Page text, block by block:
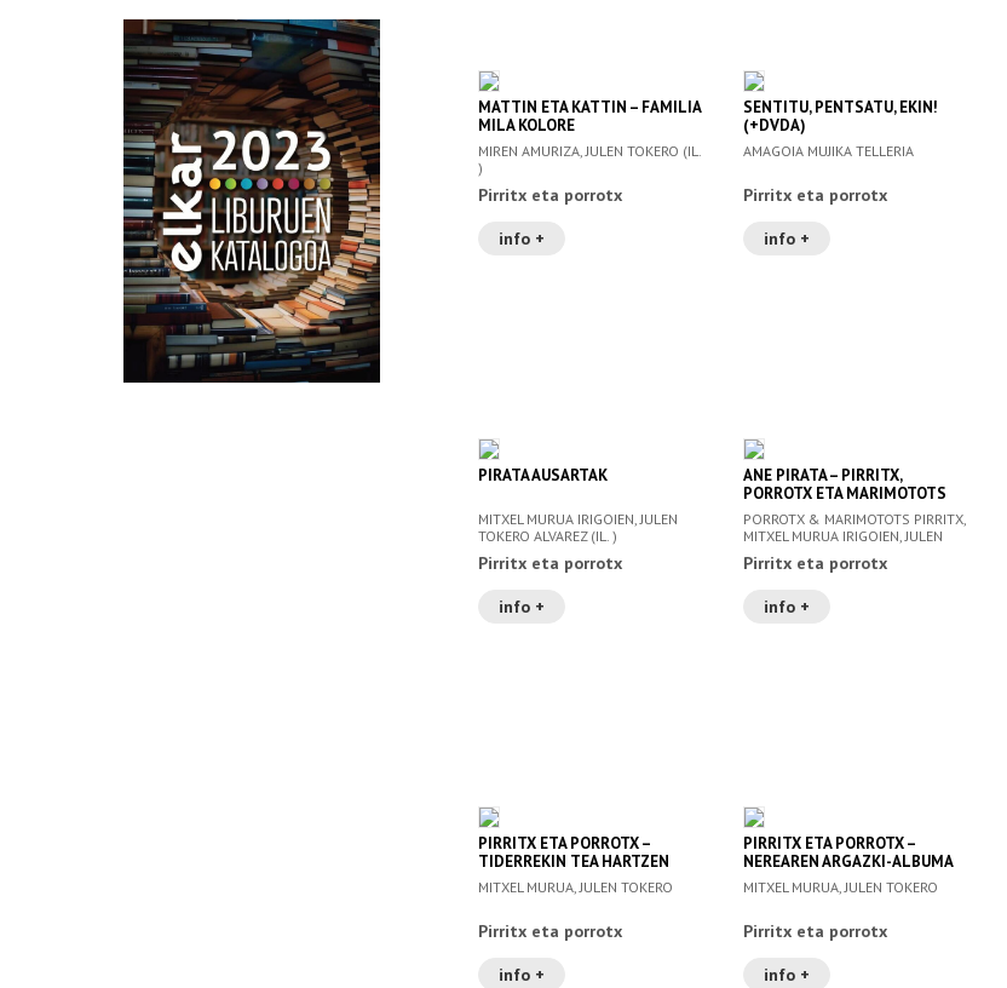
MATTIN ETA KATTIN – FAMILIA
MILA KOLORE
MIREN AMURIZA, JULEN TOKERO (IL.
)
Pirritx eta porrotx
info +
SENTITU, PENTSATU, EKIN!
(+DVDA)
AMAGOIA MUJIKA TELLERIA
Pirritx eta porrotx
info +
PIRATA AUSARTAK
MITXEL MURUA IRIGOIEN, JULEN
TOKERO ALVAREZ (IL. )
Pirritx eta porrotx
info +
ANE PIRATA – PIRRITX,
PORROTX ETA MARIMOTOTS
PORROTX & MARIMOTOTS PIRRITX,
MITXEL MURUA IRIGOIEN, JULEN
TOKERO ALVAREZ
Pirritx eta porrotx
info +
PIRRITX ETA PORROTX –
TIDERREKIN TEA HARTZEN
MITXEL MURUA, JULEN TOKERO
Pirritx eta porrotx
info +
PIRRITX ETA PORROTX –
NEREAREN ARGAZKI-ALBUMA
MITXEL MURUA, JULEN TOKERO
Pirritx eta porrotx
info +